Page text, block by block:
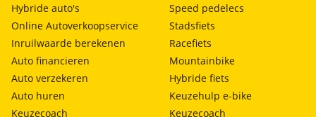
Hybride auto's
Online Autoverkoopservice
Inruilwaarde berekenen
Auto financieren
Auto verzekeren
Auto huren
Keuzecoach
Speed pedelecs
Stadsfiets
Racefiets
Mountainbike
Hybride fiets
Keuzehulp e-bike
Keuzecoach